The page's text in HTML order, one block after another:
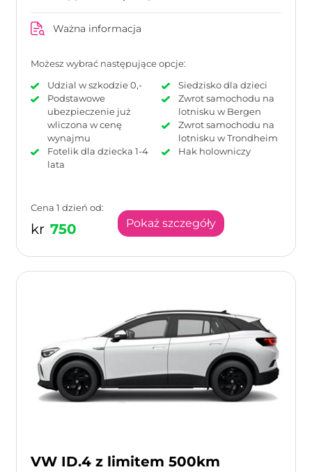
Ważna informacja
Możesz wybrać następujące opcje:
Udzial w szkodzie 0,-
Podstawowe
ubezpieczenie już
wliczona w cenę
wynajmu
Fotelik dla dziecka 1-4
lata
Siedzisko dla dzieci
Zwrot samochodu na
lotnisku w Bergen
Zwrot samochodu na
lotnisku w Trondheim
Hak holowniczy
Cena 1 dzień od:
kr 750 Pokaż szczegóły
VW ID.4 z limitem 500km